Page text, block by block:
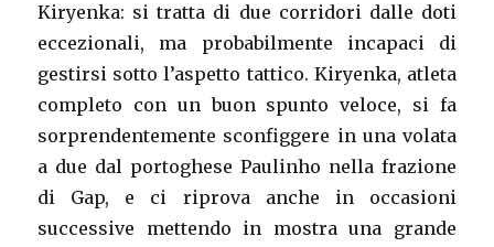
Kiryenka: si tratta di due corridori dalle doti
eccezionali, ma probabilmente incapaci di
gestirsi sotto l’aspetto tattico. Kiryenka, atleta
completo con un buon spunto veloce, si fa
sorprendentemente sconfiggere in una volata
a due dal portoghese Paulinho nella frazione
di Gap, e ci riprova anche in occasioni
successive mettendo in mostra una grande